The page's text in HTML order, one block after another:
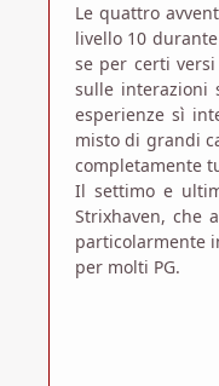
Le quattro
livello 10
se per certi
sulle interazioni
esperienze sì
misto di grandi
completamente
Il settimo e
Strixhaven, che
particolarmente
per molti PG.